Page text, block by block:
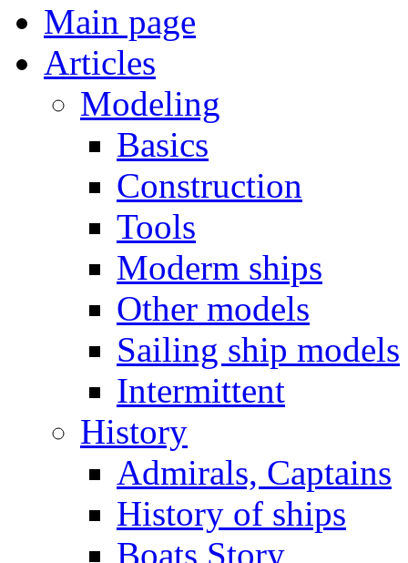
Main page
Articles
Modeling
Basics
Construction
Tools
Moderm ships
Other models
Sailing ship models
Intermittent
History
Admirals, Captains
History of ships
Boats Story